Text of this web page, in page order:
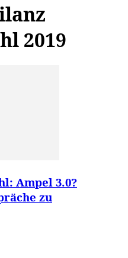
2019
Ampel 3.0?
zu